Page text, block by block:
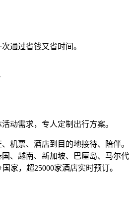
通过省钱又省时间。
动需求，专人定制出行方案。
机票、酒店到目的地接待、陪伴。
、越南、新加坡、巴厘岛、马尔代
家，超25000家酒店实时预订。